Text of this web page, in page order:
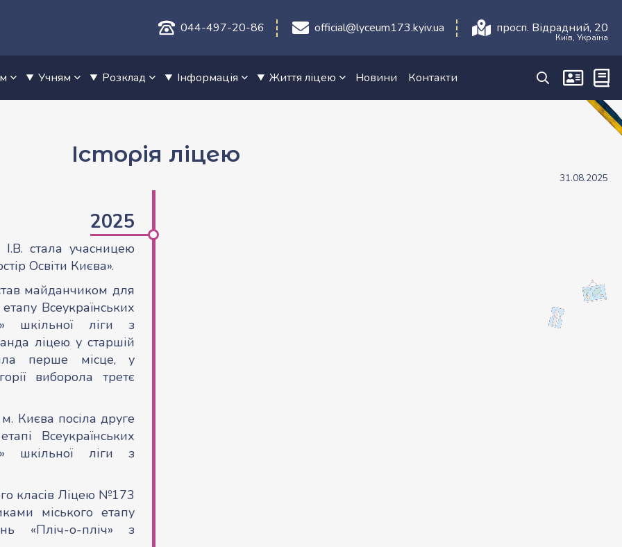
044-497-20-86 official@lyceum173.kyiv.ua просп. Відрадний, 20
Київ, Україна
Учням Розклад Інформація Життя ліцею Новини Контакти
Історія ліцею
31.08.2025
2025
стала учасницею
Освіти Києва».
майданчиком для
Всеукраїнських
шкільної ліги з
ліцею у старшій
перше місце, у
виборола третє
Києва посіла друге
Всеукраїнських
шкільної ліги з
класів Ліцею №173
міського етапу
«Пліч-о-пліч» з